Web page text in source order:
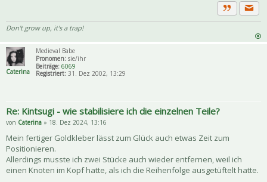
Zitat
Don't grow up, it's a trap!
Caterina
Medieval Babe
Pronomen: sie/ihr
Beiträge: 6069
Registriert: 31. Dez 2002, 13:29
Re: Kintsugi - wie stabilisiere ich die einzelnen Teile?
von Caterina » 18. Dez 2024, 13:16
Mein fertiger Goldkleber lässt zum Glück auch etwas Zeit zum
Positionieren.
Allerdings musste ich zwei Stücke auch wieder entfernen, weil ich
einen Knoten im Kopf hatte, als ich die Reihenfolge ausgetüftelt hatte.